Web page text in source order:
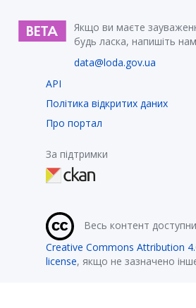
Якщо ви маєте
будь ласка, напишіть
data@loda.gov.ua
API
Політика відкритих даних
Про портал
За підтримки
Весь контент
Creative Commons Attribution
license, якщо не зазначено